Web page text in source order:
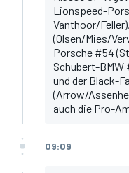
Lionspeed-
Vanthoor/
(Olsen/Mies/
Porsche #54
Schubert-
und der Black-
(Arrow/
auch die Pro-
09:09